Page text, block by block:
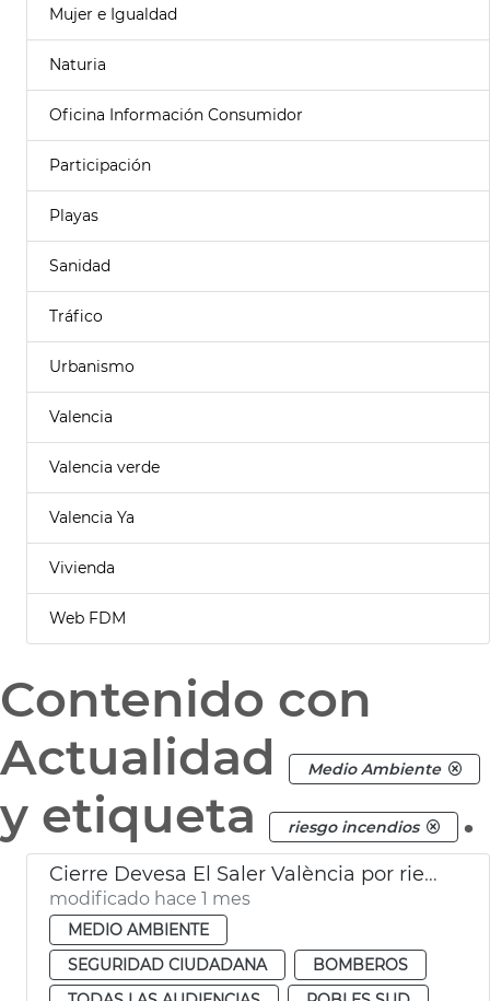
Mujer e Igualdad
Naturia
Oficina Información Consumidor
Participación
Playas
Sanidad
Tráfico
Urbanismo
Valencia
Valencia verde
Valencia Ya
Vivienda
Web FDM
Contenido con
Actualidad
Medio Ambiente
y etiqueta riesgo incendios .
Cierre Devesa El Saler València por riesgo incendios
modificado hace 1 mes
MEDIO AMBIENTE
SEGURIDAD CIUDADANA
BOMBEROS